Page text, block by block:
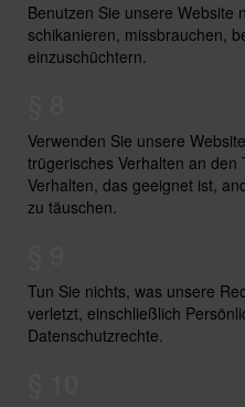
Benutzen Sie unsere Website
schikanieren, missbrauchen,
einzuschüchtern.
Verwenden Sie unsere
trügerisches Verhalten an den
Verhalten, das geeignet ist,
zu täuschen.
Tun Sie nichts, was unsere
verletzt, einschließlich
Datenschutzrechte.